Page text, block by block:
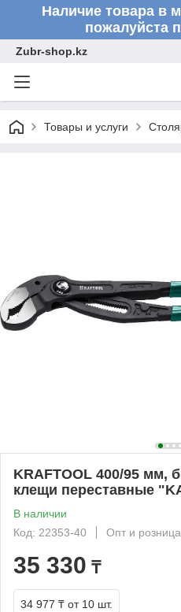
Наличие товара в
пожалуйста
Zubr-shop.kz
Товары и услуги
KRAFTOOL 400/95 мм,
клещи переставные
В наличии
Код: 22353-40
Опт и розница
35 330 ₸
34 977 ₸ от 10 шт.